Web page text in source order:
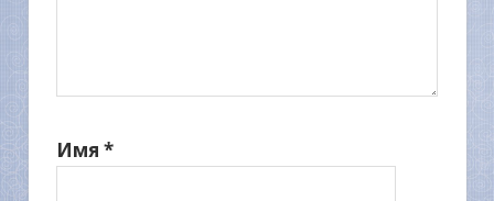
Имя *